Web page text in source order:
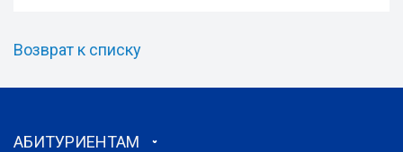
Возврат к списку
АБИТУРИЕНТАМ